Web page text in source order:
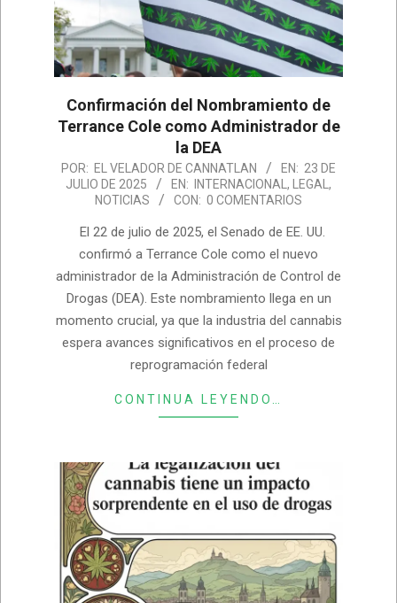
Confirmación del Nombramiento de
Terrance Cole como Administrador de
la DEA
2025-
07-
POR: EL VELADOR DE CANNATLAN EN: 23 DE
JULIO DE 2025
EN: INTERNACIONAL , LEGAL ,
NOTICIAS
CON: 0 COMENTARIOS
El 22 de julio de 2025, el Senado de EE. UU.
confirmó a Terrance Cole como el nuevo
administrador de la Administración de Control de
Drogas (DEA). Este nombramiento llega en un
momento crucial, ya que la industria del cannabis
espera avances significativos en el proceso de
reprogramación federal
CONTINUA LEYENDO…